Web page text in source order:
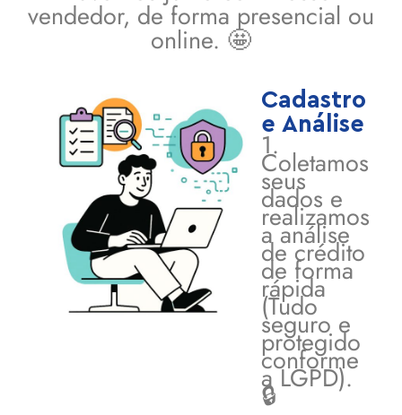
vendedor, de forma presencial ou
online. 🤩
Cadastro
e Análise
1.
Coletamos
seus
dados e
realizamos
a análise
de crédito
de forma
rápida
(Tudo
seguro e
protegido
conforme
a LGPD).
🔒